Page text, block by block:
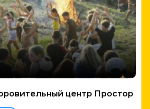
центр Простор